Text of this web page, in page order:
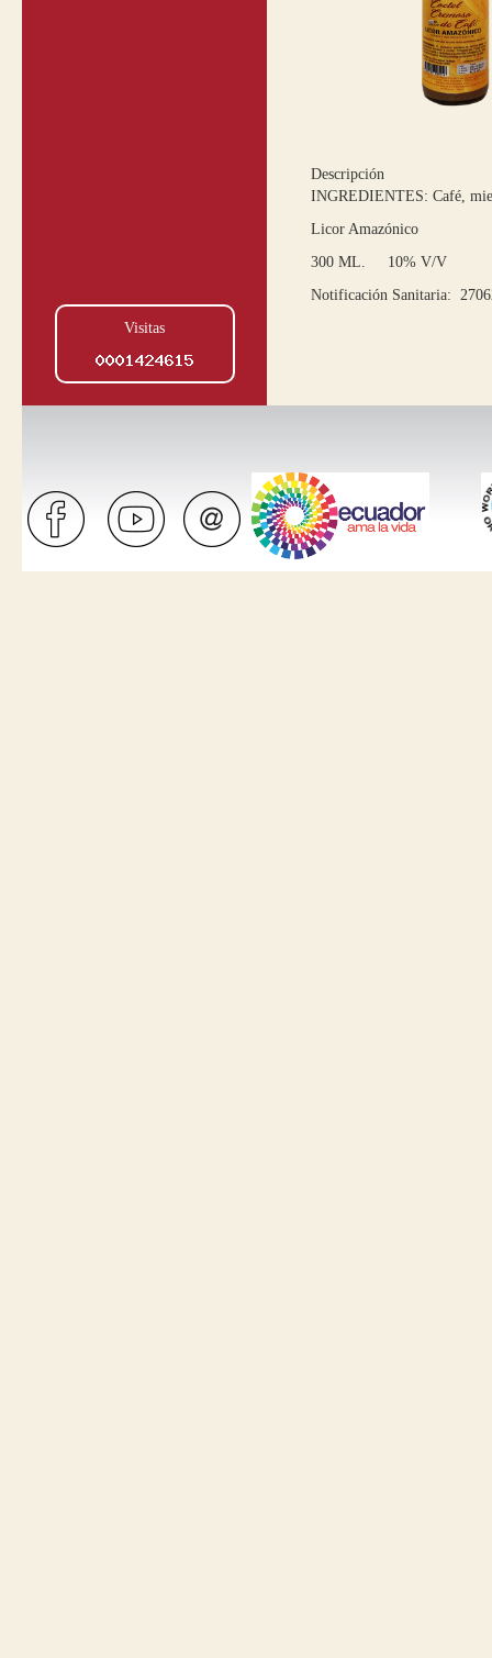
Descripción
INGREDIENTES: Café,
Licor Amazónico
300 ML. 10% V/V
Notificación Sanitaria:
Visitas